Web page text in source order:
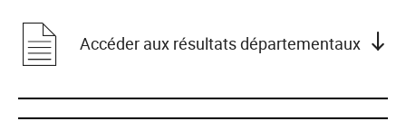
Accéder aux résultats départementaux